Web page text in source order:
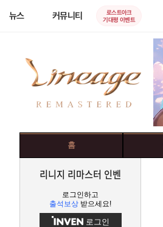
뉴스 커뮤니티
로스트아크
기대평 이벤트
홈
리니지 리마스터 인벤
로그인하고
출석보상 받으세요!
로그인